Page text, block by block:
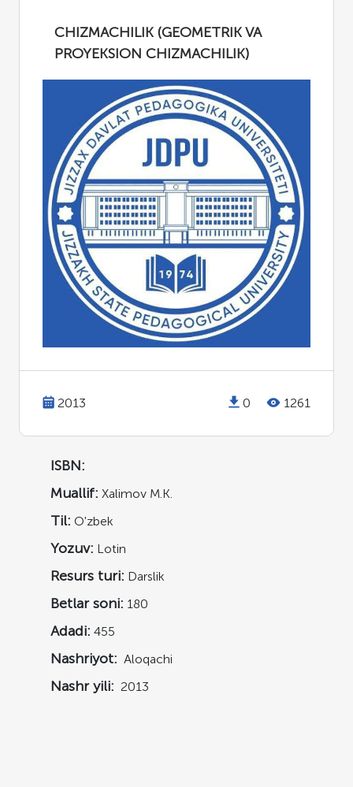
CHIZMACHILIK (GEOMETRIK VA
PROYEKSION CHIZMACHILIK)
2013 0 1261
ISBN:
Muallif: Xalimov M.K.
Til: O'zbek
Yozuv: Lotin
Resurs turi: Darslik
Betlar soni: 180
Adadi: 455
Nashriyot: Aloqachi
Nashr yili: 2013